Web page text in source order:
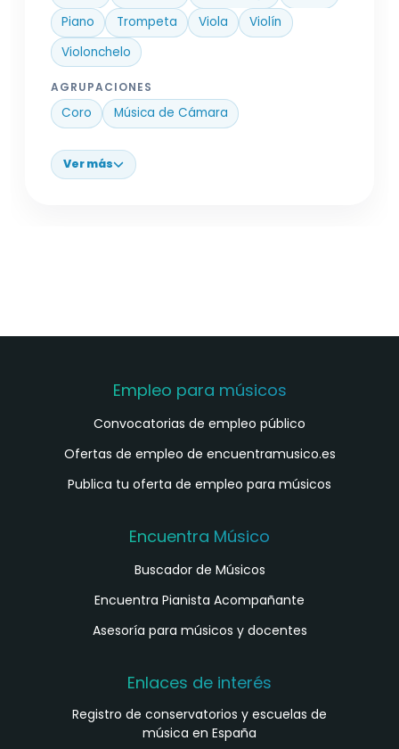
Piano
Trompeta Viola
Violín
Violonchelo
AGRUPACIONES
Coro Música de Cámara
Ver más
Empleo para músicos
Convocatorias de empleo público
Ofertas de empleo de encuentramusico.es
Publica tu oferta de empleo para músicos
Encuentra Músico
Buscador de Músicos
Encuentra Pianista Acompañante
Asesoría para músicos y docentes
Enlaces de interés
Registro de conservatorios y escuelas de
música en España